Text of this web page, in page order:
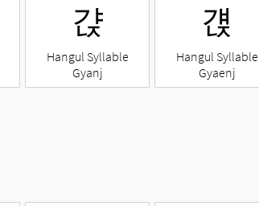
갽
Hangul Syllable
Gyanj
걙
Hangul Syllable
Gyaenj